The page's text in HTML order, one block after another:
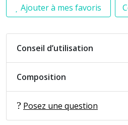
Ajouter à mes favoris
Conseil d’utilisation
Composition
Posez une question